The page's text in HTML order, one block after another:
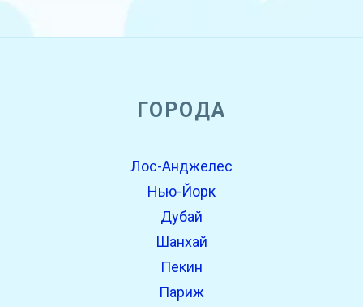
ГОРОДА
Лос-Анджелес
Нью-Йорк
Дубай
Шанхай
Пекин
Париж